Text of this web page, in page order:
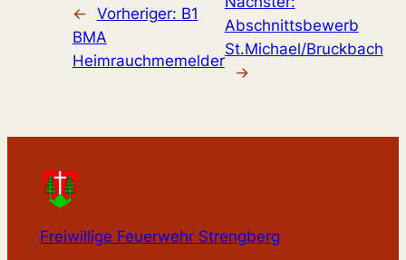
← Vorheriger: B1
BMA
Heimrauchmemelder
Abschnittsbewerb
St.Michael/Bruckbach
→
Freiwillige Feuerwehr Strengberg